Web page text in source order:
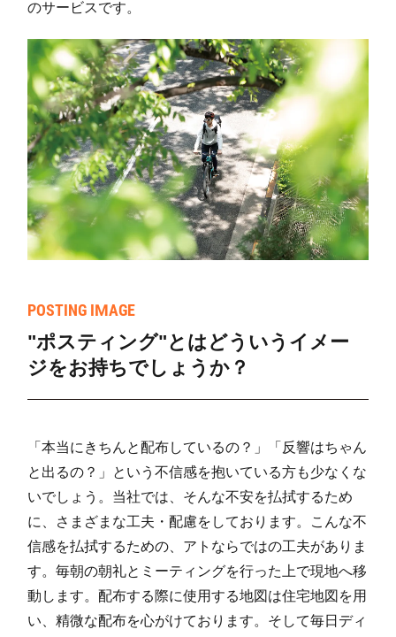
のサービスです。
POSTING IMAGE
"ポスティング"とはどういうイメー
ジをお持ちでしょうか？
「本当にきちんと配布しているの？」「反響はちゃん
と出るの？」という不信感を抱いている方も少なくな
いでしょう。当社では、そんな不安を払拭するため
に、さまざまな工夫・配慮をしております。こんな不
信感を払拭するための、アトならではの工夫がありま
す。毎朝の朝礼とミーティングを行った上で現地へ移
動します。配布する際に使用する地図は住宅地図を用
い、精微な配布を心がけております。そして毎日ディ